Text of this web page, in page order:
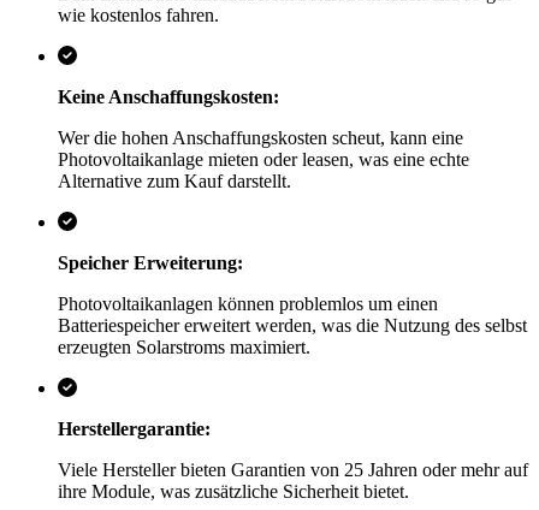
wie kostenlos fahren.
Keine Anschaffungskosten:
Wer die hohen Anschaffungskosten scheut, kann eine
Photovoltaikanlage mieten oder leasen, was eine echte
Alternative zum Kauf darstellt.
Speicher Erweiterung:
Photovoltaikanlagen können problemlos um einen
Batteriespeicher erweitert werden, was die Nutzung des selbst
erzeugten Solarstroms maximiert.
Herstellergarantie:
Viele Hersteller bieten Garantien von 25 Jahren oder mehr auf
ihre Module, was zusätzliche Sicherheit bietet.